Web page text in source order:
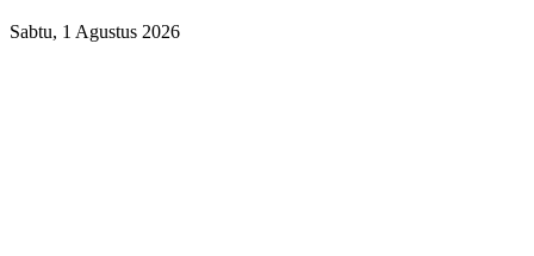
Sabtu, 1 Agustus 2026